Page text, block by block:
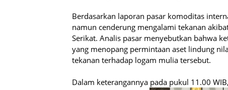
Berdasarkan laporan pasar komoditas
namun cenderung mengalami tekanan
Serikat. Analis pasar menyebutkan bahwa
yang menopang permintaan aset lindung
tekanan terhadap logam mulia tersebut.
Dalam keterangannya pada pukul 11.00